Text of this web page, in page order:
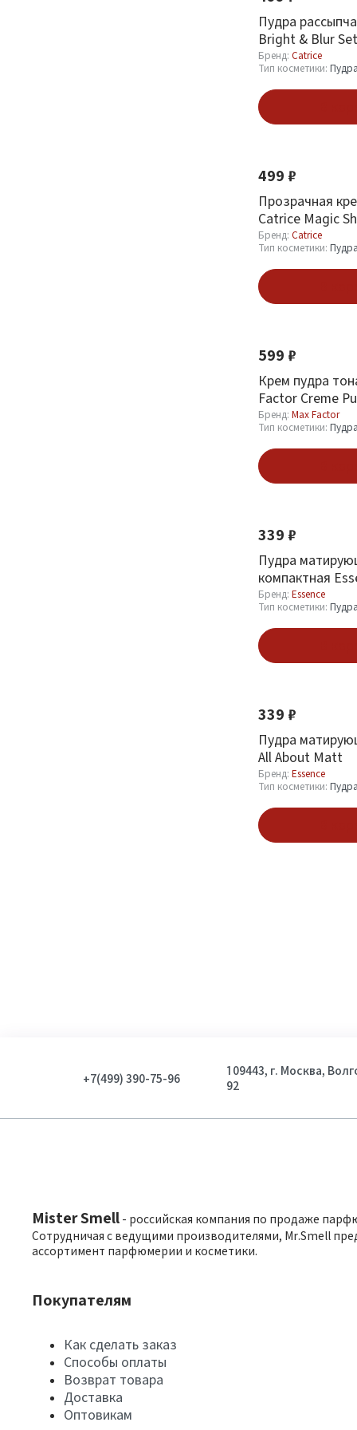
Пудра
Bright & Blur
тон 020 Soft Pink
Бренд: Catrice
Тип косметики: Пудра
499 ₽
Прозрачная
Catrice Magic
To Powder 010
Бренд: Catrice
Тип косметики: Пудра
599 ₽
Крем пудра
Factor Creme
75 Golden
Бренд: Max Factor
Тип косметики: Пудра
339 ₽
Пудра
компактная
Mattifying
тон 11 Pastel
Бренд: Essence
Тип косметики: Пудра
339 ₽
Пудра
All About Matt
Бренд: Essence
Тип косметики: Пудра
+7(499) 390-75-96
109443, г. Москва,
92
Mister Smell - российская компания по продаже
Сотрудничая с ведущими производителями, Mr.Smell
ассортимент парфюмерии и косметики.
Покупателям
Как сделать заказ
Способы оплаты
Возврат товара
Доставка
Оптовикам